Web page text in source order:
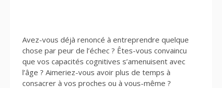
Avez-vous déjà renoncé à entreprendre quelque
chose par peur de l’échec ? Êtes-vous convaincu
que vos capacités cognitives s’amenuisent avec
l’âge ? Aimeriez-vous avoir plus de temps à
consacrer à vos proches ou à vous-même ?